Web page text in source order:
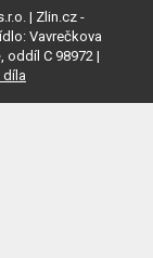
| Zlin.cz -
Vavrečkova
oddíl C 98972 |
díla